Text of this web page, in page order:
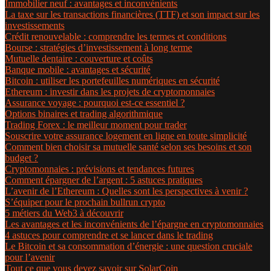
Immobilier neuf : avantages et inconvénients
La taxe sur les transactions financières (TTF) et son impact sur les
investissements
Crédit renouvelable : comprendre les termes et conditions
Bourse : stratégies d’investissement à long terme
Mutuelle dentaire : couverture et coûts
Banque mobile : avantages et sécurité
Bitcoin : utiliser les portefeuilles numériques en sécurité
Ethereum : investir dans les projets de cryptomonnaies
Assurance voyage : pourquoi est-ce essentiel ?
Options binaires et trading algorithmique
Trading Forex : le meilleur moment pour trader
Souscrire votre assurance logement en ligne en toute simplicité
Comment bien choisir sa mutuelle santé selon ses besoins et son
budget ?
Cryptomonnaies : prévisions et tendances futures
Comment épargner de l’argent : 5 astuces pratiques
L’avenir de l’Ethereum : Quelles sont les perspectives à venir ?
S’équiper pour le prochain bullrun crypto
5 métiers du Web3 à découvrir
Les avantages et les inconvénients de l’épargne en cryptomonnaies
4 astuces pour comprendre et se lancer dans le trading
Le Bitcoin et sa consommation d’énergie : une question cruciale
pour l’avenir
Tout ce que vous devez savoir sur SolarCoin